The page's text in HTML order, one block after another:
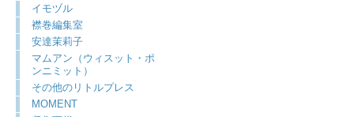
イモヅル
襟巻編集室
安達茉莉子
マムアン（ウィスット・ポ
ンニミット）
その他のリトルプレス
MOMENT